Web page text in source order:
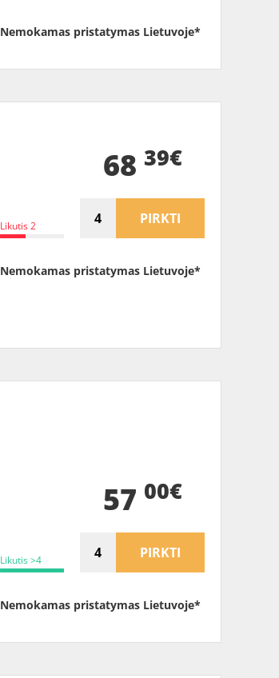
Nemokamas pristatymas Lietuvoje*
Likutis 2
68 39€
PIRKTI
Nemokamas pristatymas Lietuvoje*
Likutis >4
57 00€
PIRKTI
Nemokamas pristatymas Lietuvoje*